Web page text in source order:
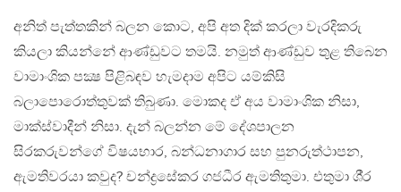
අනිත් පැත්තකින් බලන කොට, අපි අත දික් කරලා වැරදිකරු
කියලා කියන්නේ ආණ්ඩුවට තමයි. නමුත් ආණ්ඩුව තුළ තිබෙන
වාමාංශික පක්‍ෂ පිළිබඳව හැමදාම අපිට යම්කිසි
බලාපොරොත්තුවක් තිබුණා. මොකද ඒ අය වාමාංශික නිසා,
මාක්ස්වාදීන් නිසා. දැන් බලන්න මේ දේශපාලන
සිරකරුවන්ගේ විෂයභාර, බන්ධනාගාර සහ පුනරුත්ථාපන,
ඇමතිවරයා කවුද? චන්ද්‍රසේකර ගජධීර ඇමතිතුමා. එතුමා ශී‍්‍ර